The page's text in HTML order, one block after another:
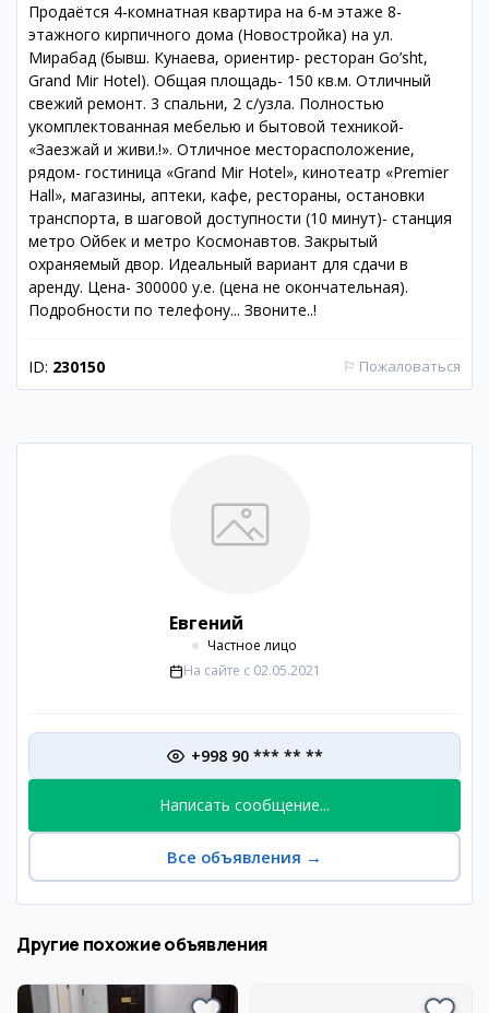
Продаётся 4-комнатная квартира на 6-м этаже 8-
этажного кирпичного дома (Новостройка) на ул.
Мирабад (бывш. Кунаева, ориентир- ресторан Go’sht,
Grand Mir Hotel). Общая площадь- 150 кв.м. Отличный
свежий ремонт. 3 спальни, 2 с/узла. Полностью
укомплектованная мебелью и бытовой техникой-
«Заезжай и живи.!». Отличное месторасположение,
рядом- гостиница «Grand Mir Hotel», кинотеатр «Premier
Hall», магазины, аптеки, кафе, рестораны, остановки
транспорта, в шаговой доступности (10 минут)- станция
метро Ойбек и метро Космонавтов. Закрытый
охраняемый двор. Идеальный вариант для сдачи в
аренду. Цена- 300000 у.е. (цена не окончательная).
Подробности по телефону... Звоните..!
ID: 230150 ⚐ Пожаловаться
Евгений
Частное лицо
На сайте с 02.05.2021
+998 90 *** ** **
Написать сообщение...
Все объявления →
Другие похожие объявления